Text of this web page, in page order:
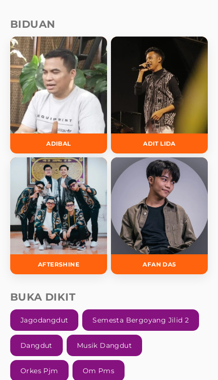
BIDUAN
ADIBAL ADIT LIDA
AFTERSHINE AFAN DA5
BUKA DIKIT
Jagodangdut Semesta Bergoyang Jilid 2
Dangdut Musik Dangdut
Orkes Pjm Om Pms